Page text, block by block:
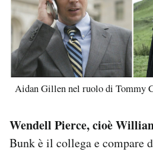
Aidan Gillen nel ruolo di Tommy
Wendell Pierce, cioè
Bunk è il collega e compare